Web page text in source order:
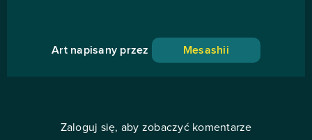
Art napisany przez Mesashii
Zaloguj się, aby zobaczyć komentarze